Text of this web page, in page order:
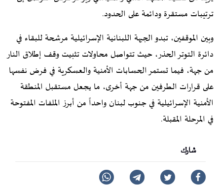
ترتيبات مستقرة ودائمة على الحدود.
وبين الموقفين، تبدو الجبهة اللبنانية الإسرائيلية مرشحة للبقاء في
دائرة التوتر الحذر، حيث تتواصل محاولات تثبيت وقف إطلاق النار
من جهة، فيما تستمر الحسابات الأمنية والعسكرية في فرض نفسها
على قرارات الطرفين من جهة أخرى، ما يجعل مستقبل المنطقة
الأمنية الإسرائيلية في جنوب لبنان واحداً من أبرز الملفات المفتوحة
في المرحلة المقبلة.
شارك